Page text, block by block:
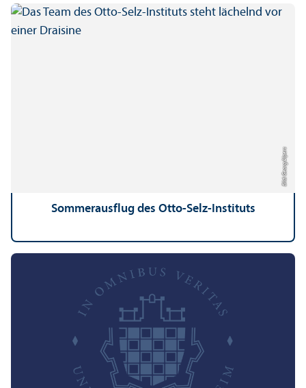
Bild: Georg Alpers
Sommerausflug des Otto-Selz-Instituts